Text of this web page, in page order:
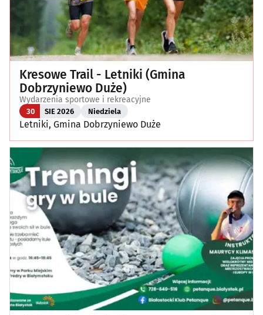
Poza Białymstokiem(1)
Kresowe Trail - Letniki (Gmina
Dobrzyniewo Duże)
Wydarzenia sportowe i rekreacyjne
30 SIE 2026 Niedziela
Letniki, Gmina Dobrzyniewo Duże